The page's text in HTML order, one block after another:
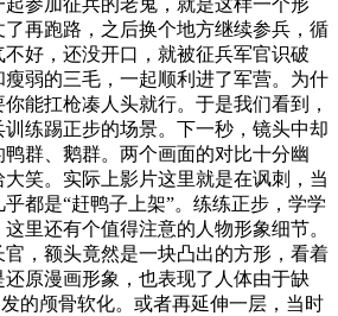
再跑路，之后换个地方继续参兵，循
好，还没开口，就被征兵军官识破
弱的三毛，一起顺利进了军营。为什
能扛枪凑人头就行。于是我们看到，
练踢正步的场景。下一秒，镜头中却
群、鹅群。两个画面的对比十分幽
笑。实际上影片这里就是在讽刺，当
都是“赶鸭子上架”。练练正步，学学
里还有个值得注意的人物形象细节。
，额头竟然是一块凸出的方形，看着
原漫画形象，也表现了人体由于缺
的颅骨软化。或者再延伸一层，当时